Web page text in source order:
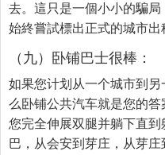
去。這只是一個小小的騙
始終嘗試標出正式的城市出
（九）卧铺巴士很棒：
如果您计划从一个城市到
么卧铺公共汽车就是您的
您完全伸展双腿并躺下直
巴，从会安到芽庄，从芽